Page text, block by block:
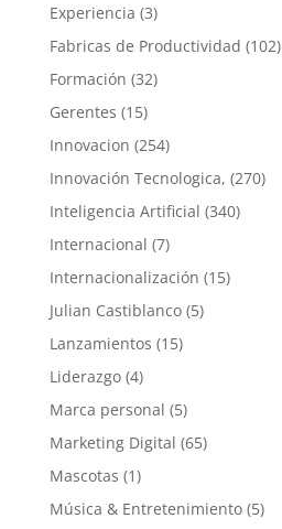
Experiencia (3)
Fabricas de Productividad (102)
Formación (32)
Gerentes (15)
Innovacion (254)
Innovación Tecnologica, (270)
Inteligencia Artificial (340)
Internacional (7)
Internacionalización (15)
Julian Castiblanco(5)
Lanzamientos (15)
Liderazgo(4)
Marca personal (5)
Marketing Digital (65)
Mascotas (1)
Música & Entretenimiento(5)